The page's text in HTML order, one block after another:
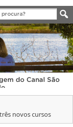
do Canal São
novos cursos